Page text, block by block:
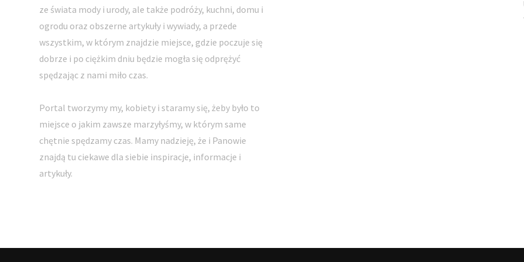
ze świata mody i urody, ale także podróży, kuchni, domu i
ogrodu oraz obszerne artykuły i wywiady, a przede
wszystkim, w którym znajdzie miejsce, gdzie poczuje się
dobrze i po ciężkim dniu będzie mogła się odprężyć
spędzając z nami miło czas.
Portal tworzymy my, kobiety i staramy się, żeby było to
miejsce o jakim zawsze marzyłyśmy, w którym same
chętnie spędzamy czas. Mamy nadzieję, że i Panowie
znajdą tu ciekawe dla siebie inspiracje, informacje i
artykuły.